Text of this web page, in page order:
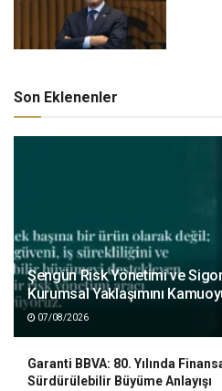
Son Eklenenler
Şengün Risk Yönetimi ve
Kurumsal Yaklaşımını
07/08/2026
Garanti BBVA: 80. Yılında
Sürdürülebilir Büyüme Anlayışı